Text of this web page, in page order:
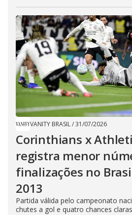
VANITY BRASIL/31/07/2026
Corinthians x
registra menor
finalizações no
2013
Partida válida pelo campeonato
chutes a gol e quatro chances